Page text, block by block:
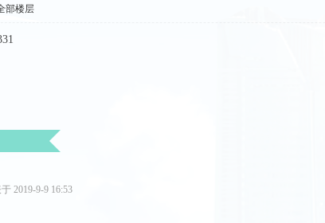
部楼层
2019-9-9 16:53